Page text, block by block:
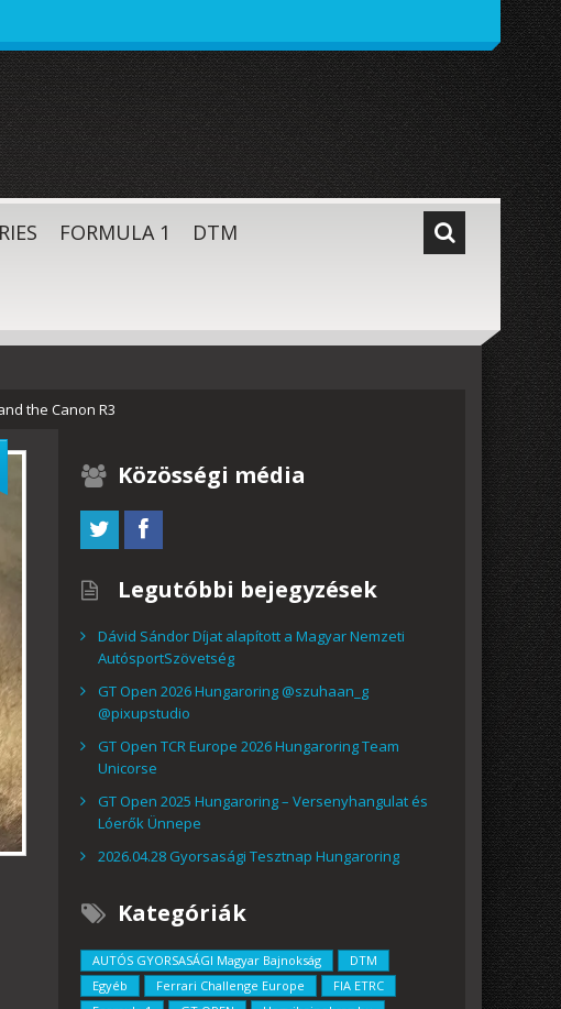
FORMULA 1 DTM
the Canon R3
Közösségi média
Legutóbbi bejegyzések
Dávid Sándor Díjat alapított a Magyar Nemzeti
AutósportSzövetség
GT Open 2026 Hungaroring @szuhaan_g
@pixupstudio
GT Open TCR Europe 2026 Hungaroring Team
Unicorse
GT Open 2025 Hungaroring – Versenyhangulat és
Lóerők Ünnepe
2026.04.28 Gyorsasági Tesztnap Hungaroring
Kategóriák
AUTÓS GYORSASÁGI Magyar Bajnokság
DTM
Egyéb
Ferrari Challenge Europe
FIA ETRC